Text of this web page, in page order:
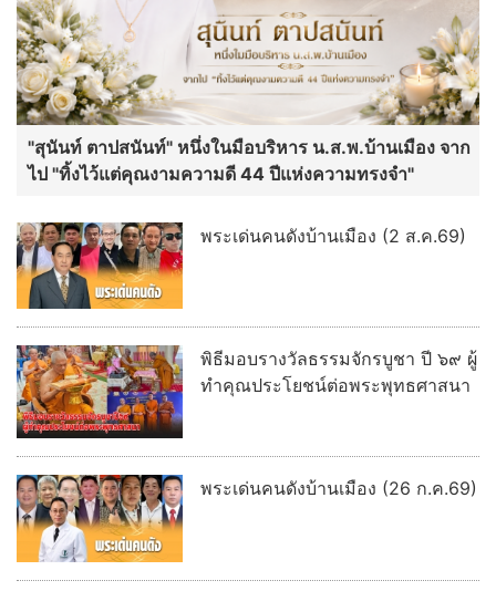
"สุนันท์ ตาปสนันท์" หนึ่งในมือบริหาร น.ส.พ.บ้านเมือง จาก
ไป "ทิ้งไว้แต่คุณงามความดี 44 ปีแห่งความทรงจำ"
พระเด่นคนดังบ้านเมือง (2 ส.ค.69)
พิธีมอบรางวัลธรรมจักรบูชา ปี ๖๙ ผู้
ทำคุณประโยชน์ต่อพระพุทธศาสนา
พระเด่นคนดังบ้านเมือง (26 ก.ค.69)